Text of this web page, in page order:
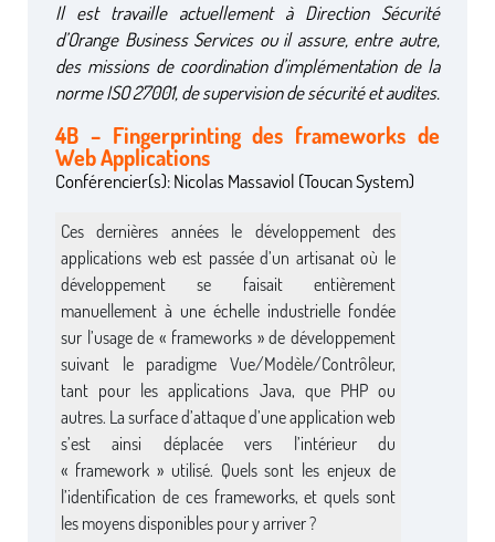
Il est travaille actuellement à Direction Sécurité
d’Orange Business Services ou il assure, entre autre,
des missions de coordination d’implémentation de la
norme ISO 27001, de supervision de sécurité et audites.
4B – Fingerprinting des frameworks de
Web Applications
Conférencier(s): Nicolas Massaviol (Toucan System)
Ces dernières années le développement des
applications web est passée d’un artisanat où le
développement se faisait entièrement
manuellement à une échelle industrielle fondée
sur l’usage de « frameworks » de développement
suivant le paradigme Vue/Modèle/Contrôleur,
tant pour les applications Java, que PHP ou
autres. La surface d’attaque d’une application web
s’est ainsi déplacée vers l’intérieur du
« framework » utilisé. Quels sont les enjeux de
l’identification de ces frameworks, et quels sont
les moyens disponibles pour y arriver ?